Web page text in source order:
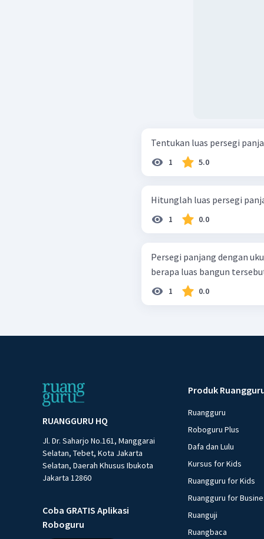
Tentukan luas persegi
1 5.0
Hitunglah luas persegi
1 0.0
Persegi panjang dengan
berapa luas bangun
1 0.0
RUANGGURU HQ
Jl. Dr. Saharjo No.161, Manggarai
Selatan, Tebet, Kota Jakarta
Selatan, Daerah Khusus Ibukota
Jakarta 12860
Coba GRATIS Aplikasi
Roboguru
Produk
Ruangguru
Roboguru Plus
Dafa dan Lulu
Kursus for Kids
Ruangguru for Kids
Ruangguru for
Ruanguji
Ruangbaca